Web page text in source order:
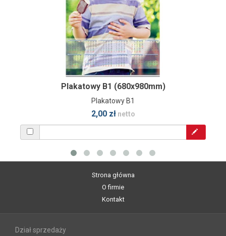
Plakatowy B1 (680x980mm)
Plakatowy B1
2,00 złnetto
Strona główna
O firmie
Kontakt
Dział sprzedaży